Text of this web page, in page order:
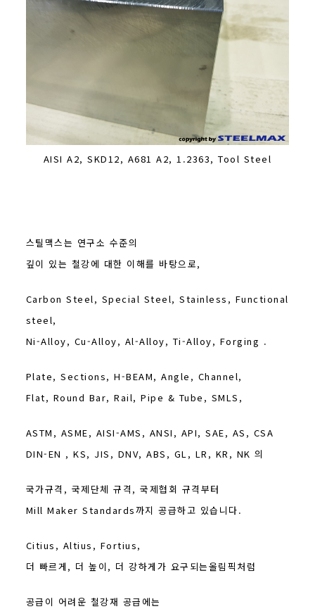
AISI A2, SKD12, A681 A2, 1.2363, Tool Steel
스틸맥스는 연구소 수준의
깊이 있는 철강에 대한 이해를 바탕으로,
Carbon Steel, Special Steel, Stainless, Functional
steel,
Ni-Alloy, Cu-Alloy, Al-Alloy, Ti-Alloy, Forging .
Plate, Sections, H-BEAM, Angle, Channel,
Flat, Round Bar, Rail, Pipe & Tube, SMLS,
ASTM, ASME, AISI-AMS, ANSI, API, SAE, AS, CSA
DIN-EN , KS, JIS, DNV, ABS, GL, LR, KR, NK 의
국가규격, 국제단체 규격, 국제협회 규격부터
Mill Maker Standards까지 공급하고 있습니다.
Citius, Altius, Fortius,
더 빠르게, 더 높이, 더 강하게가 요구되는올림픽처럼
공급이 어려운 철강재 공급에는